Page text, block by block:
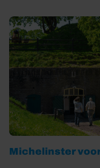
Michelinster